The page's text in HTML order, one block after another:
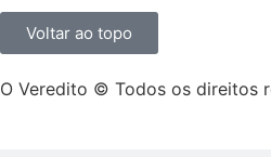
Voltar ao topo
O Veredito © Todos os direitos